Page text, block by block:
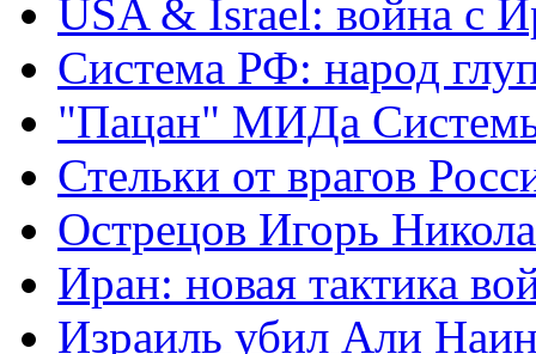
USA & Israel: война с
Система РФ: народ
"Пацан" МИДа
Стельки от врагов
Острецов Игорь
Иран: новая тактика
Израиль убил Али